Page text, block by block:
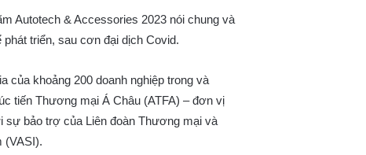
Autotech & Accessories 2023 nói chung và
triển, sau cơn đại dịch Covid.
của khoảng 200 doanh nghiệp trong và
tiến Thương mại Á Châu (ATFA) – đơn vị
bảo trợ của Liên đoàn Thương mại và
(VASI).